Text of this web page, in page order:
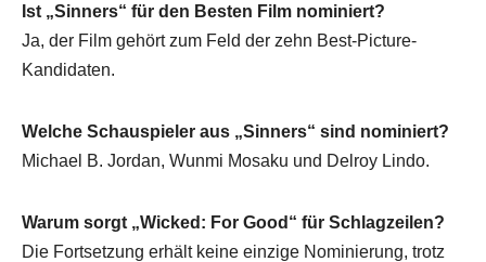
Ist „Sinners“ für den Besten Film nominiert?
Ja, der Film gehört zum Feld der zehn Best-Picture-
Kandidaten.
Welche Schauspieler aus „Sinners“ sind nominiert?
Michael B. Jordan, Wunmi Mosaku und Delroy Lindo.
Warum sorgt „Wicked: For Good“ für Schlagzeilen?
Die Fortsetzung erhält keine einzige Nominierung, trotz